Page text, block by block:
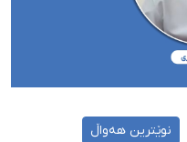
نوێترین هەواڵ